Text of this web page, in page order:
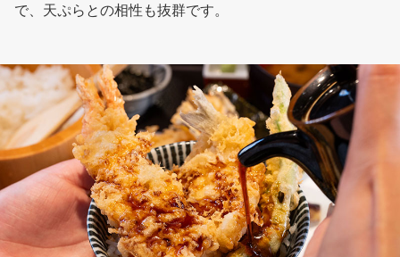
で、天ぷらとの相性も抜群です。